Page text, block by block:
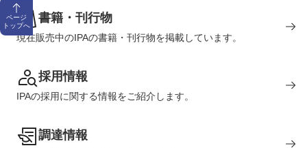
ページ
トップへ
書籍・刊行物
現在販売中のIPAの書籍・刊行物を掲載しています。
採用情報
IPAの採用に関する情報をご紹介します。
調達情報